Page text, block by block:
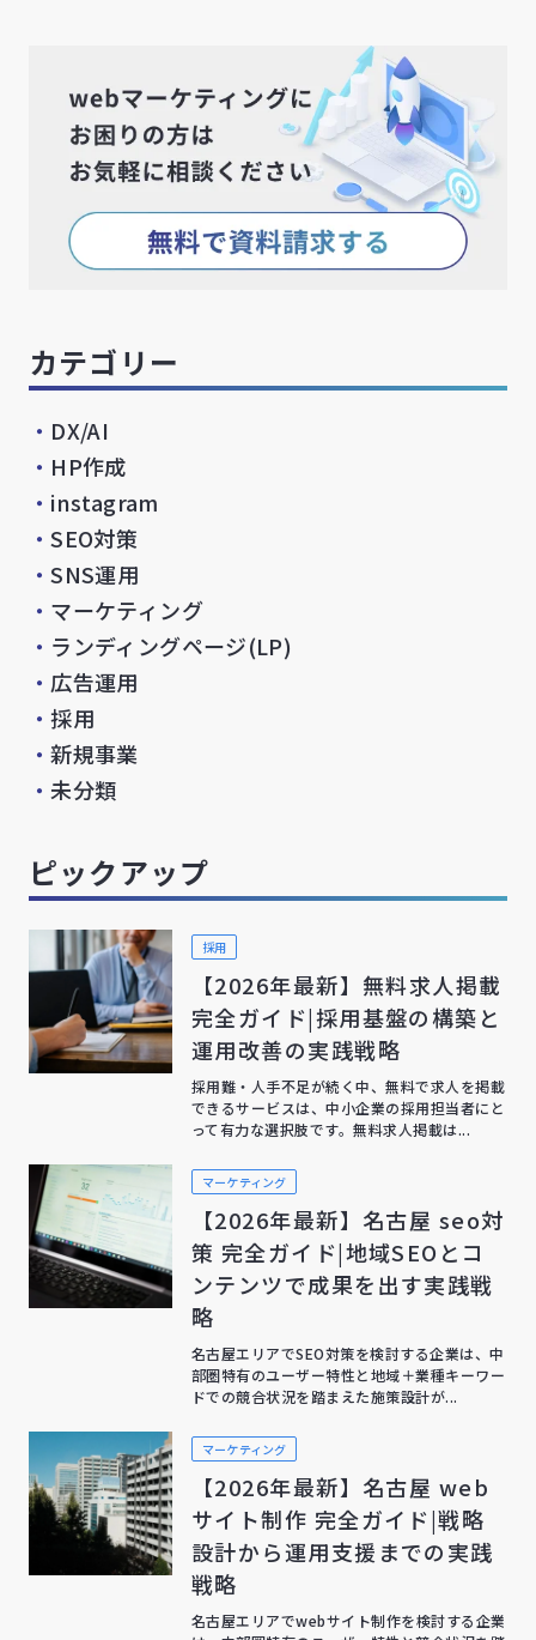
カテゴリー
・ DX/AI
・ HP作成
・ instagram
・SEO対策
・SNS運用
・ マーケティング
・ ランディングページ(LP)
・ 広告運用
・採用
・新規事業
・未分類
ピックアップ
採用
【2026年最新】無料求人掲載
完全ガイド|採用基盤の構築と
運用改善の実践戦略
採用難・人手不足が続く中、無料で求人を掲載
できるサービスは、中小企業の採用担当者にと
って有力な選択肢です。無料求人掲載は...
マーケティング
【2026年最新】名古屋 seo対
策 完全ガイド|地域SEOとコ
ンテンツで成果を出す実践戦
略
名古屋エリアでSEO対策を検討する企業は、中
部圏特有のユーザー特性と地域＋業種キーワー
ドでの競合状況を踏まえた施策設計が...
マーケティング
【2026年最新】名古屋 web
サイト制作 完全ガイド|戦略
設計から運用支援までの実践
戦略
名古屋エリアでwebサイト制作を検討する企業